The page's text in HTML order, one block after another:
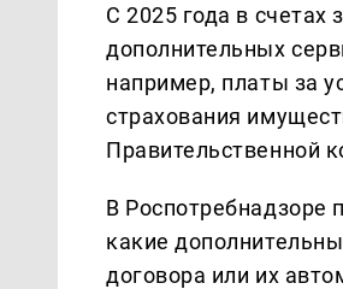
С 2025 года в
дополнительных
например, платы за
страхования
Правительственной
В Роспотребнадзоре
какие
договора или их